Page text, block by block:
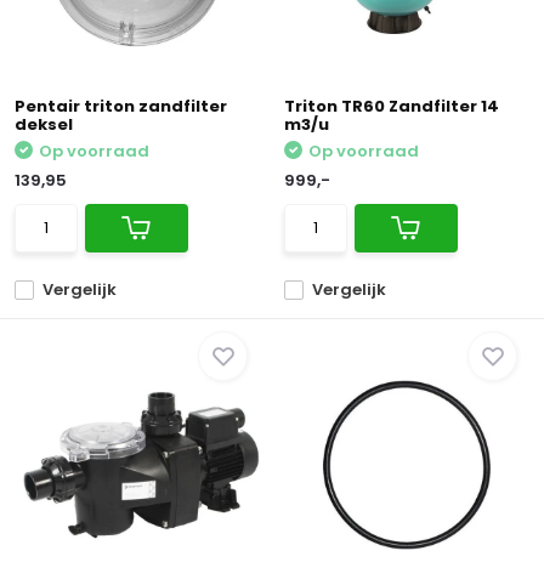
Pentair triton zandfilter
deksel
Vergelijk
Op voorraad
139,95
Triton TR60 Zandfilter 14
m3/u
Vergelijk
Op voorraad
999,-